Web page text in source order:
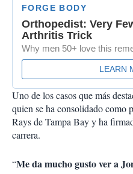
Uno de los casos que más
quien se ha consolidado como
Rays de Tampa Bay y ha
carrera.
“Me da mucho gusto ver a